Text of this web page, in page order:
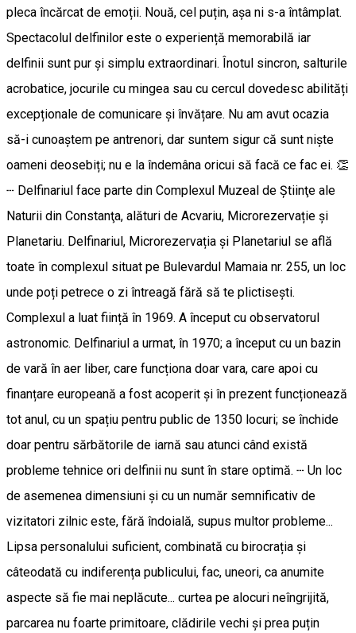
pleca încărcat de emoții. Nouă, cel puțin, așa ni s-a întâmplat.
Spectacolul delfinilor este o experiență memorabilă iar
delfinii sunt pur și simplu extraordinari. Înotul sincron, salturile
acrobatice, jocurile cu mingea sau cu cercul dovedesc abilități
excepționale de comunicare și învățare. Nu am avut ocazia
să-i cunoaștem pe antrenori, dar suntem sigur că sunt niște
oameni deosebiți; nu e la îndemâna oricui să facă ce fac ei. 👏
┄ Delfinariul face parte din Complexul Muzeal de Ştiinţe ale
Naturii din Constanţa, alături de Acvariu, Microrezervație și
Planetariu. Delfinariul, Microrezervația și Planetariul se află
toate în complexul situat pe Bulevardul Mamaia nr. 255, un loc
unde poți petrece o zi întreagă fără să te plictisești.
Complexul a luat ființă în 1969. A început cu observatorul
astronomic. Delfinariul a urmat, în 1970; a început cu un bazin
de vară în aer liber, care funcționa doar vara, care apoi cu
finanțare europeană a fost acoperit și în prezent funcționează
tot anul, cu un spațiu pentru public de 1350 locuri; se închide
doar pentru sărbătorile de iarnă sau atunci când există
probleme tehnice ori delfinii nu sunt în stare optimă. ┄ Un loc
de asemenea dimensiuni și cu un număr semnificativ de
vizitatori zilnic este, fără îndoială, supus multor probleme...
Lipsa personalului suficient, combinată cu birocrația și
câteodată cu indiferența publicului, fac, uneori, ca anumite
aspecte să fie mai neplăcute... curtea pe alocuri neîngrijită,
parcarea nu foarte primitoare, clădirile vechi și prea puțin